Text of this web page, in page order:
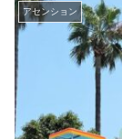
アセンション